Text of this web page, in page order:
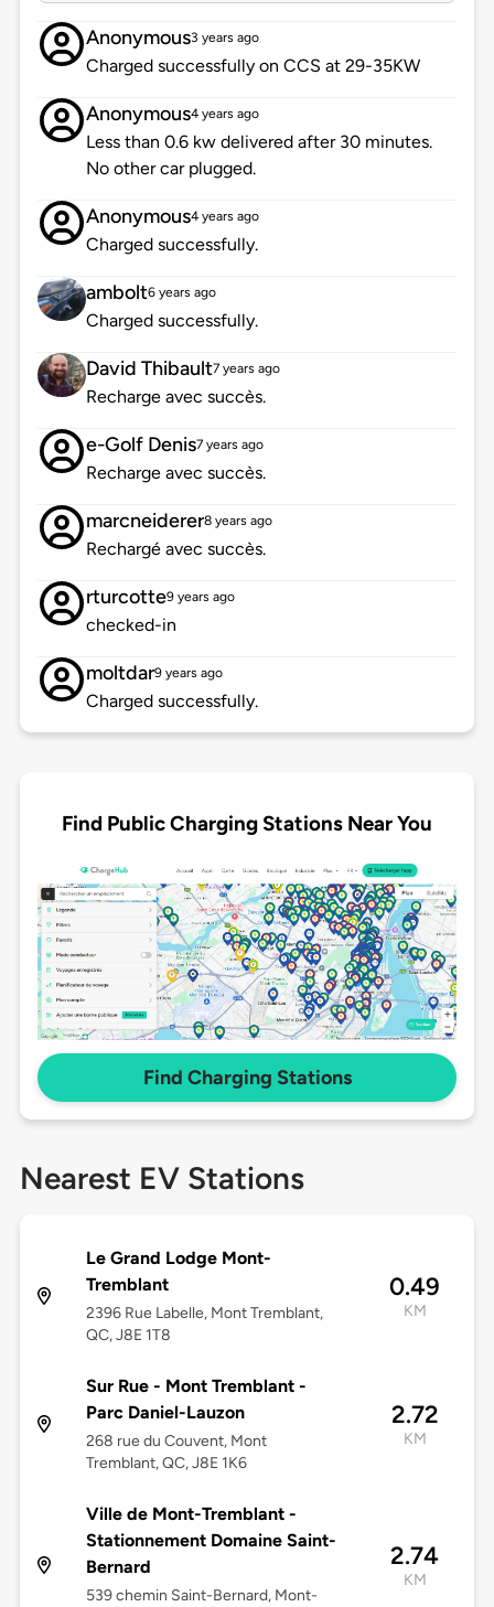
Anonymous3 years ago
Charged successfully on CCS at 29-35KW
Anonymous4 years ago
Less than 0.6 kw delivered after 30 minutes.
No other car plugged.
Anonymous4 years ago
Charged successfully.
ambolt6 years ago
Charged successfully.
David Thibault7 years ago
Recharge avec succès.
e-Golf Denis7 years ago
Recharge avec succès.
marcneiderer8 years ago
Rechargé avec succès.
rturcotte9 years ago
checked-in
moltdar9 years ago
Charged successfully.
Find Public Charging Stations Near You
Find Charging Stations
Nearest EV Stations
Le Grand Lodge Mont-
Tremblant
2396 Rue Labelle, Mont Tremblant,
QC, J8E 1T8
0.49
KM
Sur Rue - Mont Tremblant -
Parc Daniel-Lauzon
268 rue du Couvent, Mont
Tremblant, QC, J8E 1K6
2.72
KM
Ville de Mont-Tremblant -
Stationnement Domaine Saint-
Bernard
539 chemin Saint-Bernard, Mont-
2.74
KM